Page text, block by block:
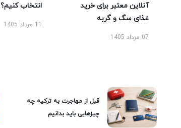
آنلاین معتبر برای خرید
غذای سگ و گربه
07 مرداد 1405
انتخاب کنیم؟
11 مرداد 1405
قبل از مهاجرت به ترکیه چه
چیزهایی باید بدانیم